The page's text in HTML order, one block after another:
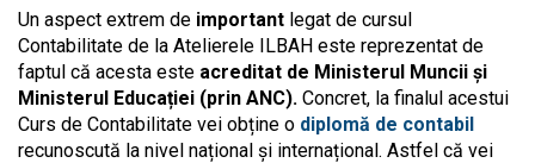
Un aspect extrem de important legat de cursul
Contabilitate de la Atelierele ILBAH este reprezentat de
faptul că acesta este acreditat de Ministerul Muncii și
Ministerul Educației (prin ANC). Concret, la finalul acestui
Curs de Contabilitate vei obține o diplomă de contabil
recunoscută la nivel național și internațional. Astfel că vei